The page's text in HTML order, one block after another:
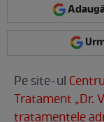
Pe site-ul
Tratament „Dr.